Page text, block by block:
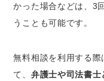
かった場合などは、3
うことも可能です。
無料相談を利用する
て、 弁護士や司法書